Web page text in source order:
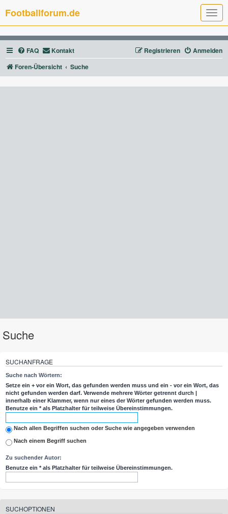
T
o
g
g
l
e
n
g
Footballforum.de
FAQ Kontakt Anmelden
Registrieren
Foren-Übersicht
Suche
Suche
SUCHANFRAGE
Suche nach Wörtern:
Setze ein + vor ein Wort, das gefunden werden muss und ein - vor ein Wort, das
nicht gefunden werden darf. Verwende mehrere Wörter getrennt durch |
innerhalb einer Klammer, wenn nur eines der Wörter gefunden werden muss.
Benutze ein * als Platzhalter für teilweise Übereinstimmungen.
Nach allen Begriffen suchen oder Suche wie angegeben verwenden
Nach einem Begriff suchen
Zu suchender Autor:
Benutze ein * als Platzhalter für teilweise Übereinstimmungen.
SUCHOPTIONEN